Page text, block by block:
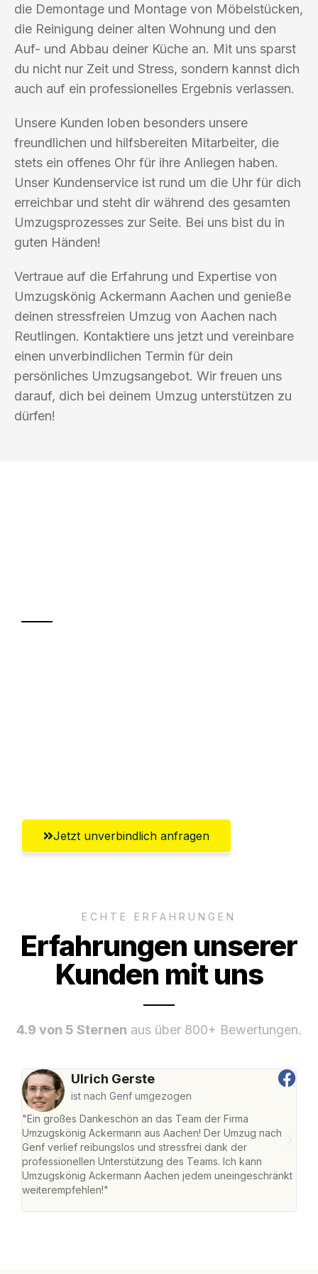
die Demontage und Montage von Möbelstücken,
die Reinigung deiner alten Wohnung und den
Auf- und Abbau deiner Küche an. Mit uns sparst
du nicht nur Zeit und Stress, sondern kannst dich
auch auf ein professionelles Ergebnis verlassen.
Unsere Kunden loben besonders unsere
freundlichen und hilfsbereiten Mitarbeiter, die
stets ein offenes Ohr für ihre Anliegen haben.
Unser Kundenservice ist rund um die Uhr für dich
erreichbar und steht dir während des gesamten
Umzugsprozesses zur Seite. Bei uns bist du in
guten Händen!
Vertraue auf die Erfahrung und Expertise von
Umzugskönig Ackermann Aachen und genieße
deinen stressfreien Umzug von Aachen nach
Reutlingen. Kontaktiere uns jetzt und vereinbare
einen unverbindlichen Termin für dein
persönliches Umzugsangebot. Wir freuen uns
darauf, dich bei deinem Umzug unterstützen zu
dürfen!
Jetzt unverbindlich anfragen
ECHTE ERFAHRUNGEN
Erfahrungen unserer
Kunden mit uns
4.9 von 5 Sternen aus über 800+ Bewertungen.
Ulrich Gerste
ist nach Genf umgezogen
"Ein großes Dankeschön an das Team der Firma
Umzugskönig Ackermann aus Aachen! Der Umzug nach
Genf verlief reibungslos und stressfrei dank der
professionellen Unterstützung des Teams. Ich kann
Umzugskönig Ackermann Aachen jedem uneingeschränkt
weiterempfehlen!"